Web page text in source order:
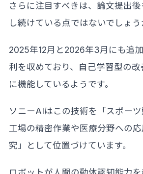
さらに注目すべきは、論文提出
し続けている点ではないでしょう
2025年12月と2026年3月にも追
利を収めており、自己学習型の
に機能しているようです。
ソニーAIはこの技術を「スポーツ
工場の精密作業や医療分野への
究」として位置づけています。